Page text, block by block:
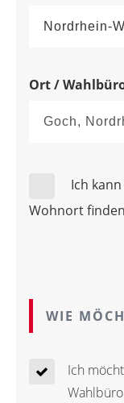
Ort /
Ich
Wohnort finden
WIE
Ich